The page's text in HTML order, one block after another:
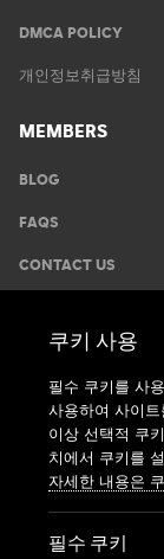
DMCA POLICY
개인정보취급방침
MEMBERS
BLOG
FAQS
CONTACT US
지점찾기
가맹신청
쿠키 사용
필수 쿠키를 사
사용하여 사이
이상 선택적 쿠
치에서 쿠키를
자세한 내용은
필수 쿠키